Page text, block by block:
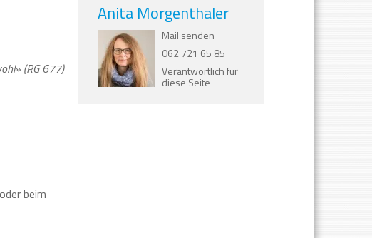
Anita Morgenthaler
Mail senden
062 721 65 85
Verantwortlich für
diese Seite
(RG 677)
beim